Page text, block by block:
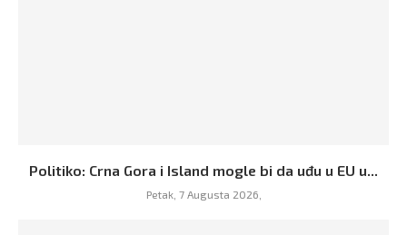
Politiko: Crna Gora i Island mogle bi da uđu u EU u...
Petak, 7 Augusta 2026,